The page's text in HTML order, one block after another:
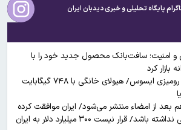
پایگاه تحلیلی و خبریدیدبان ایران
امنیت؛ سافت‌بانک محصول جدید خود را با
رونمایی از ابرکامپیوتر رومیزی ایسوس/ هیولای خانگی با ۷۴۸ گیگابایت
بعد از امضاء منتشر می‌شود/ ایران موافقت کرده
که هیچگاه سلاح اتمی نداشته باشد/ قرار نیست ۳۰۰ میلیارد دلار به ایران